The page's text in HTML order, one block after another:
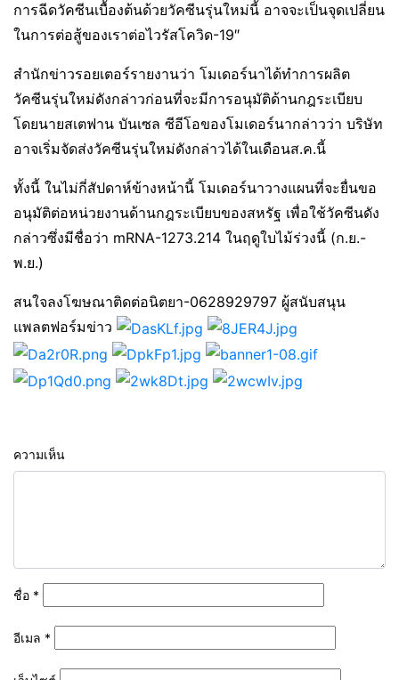
การฉีดวัคซีนเบื้องต้นด้วยวัคซีนรุ่นใหม่นี้ อาจจะเป็นจุดเปลี่ยน
ในการต่อสู้ของเราต่อไวรัสโควิด-19″
สำนักข่าวรอยเตอร์รายงานว่า โมเดอร์นาได้ทำการผลิต
วัคซีนรุ่นใหม่ดังกล่าวก่อนที่จะมีการอนุมัติด้านกฎระเบียบ
โดยนายสเตฟาน บันเซล ซีอีโอของโมเดอร์นากล่าวว่า บริษัท
อาจเริ่มจัดส่งวัคซีนรุ่นใหม่ดังกล่าวได้ในเดือนส.ค.นี้
ทั้งนี้ ในไม่กี่สัปดาห์ข้างหน้านี้ โมเดอร์นาวางแผนที่จะยื่นขอ
อนุมัติต่อหน่วยงานด้านกฎระเบียบของสหรัฐ เพื่อใช้วัคซีนดัง
กล่าวซึ่งมีชื่อว่า mRNA-1273.214 ในฤดูใบไม้ร่วงนี้ (ก.ย.-
พ.ย.)
สนใจลงโฆษณาติดต่อนิตยา-0628929797 ผู้สนับสนุน
แพลตฟอร์มข่าว
ความเห็น
ชื่อ *
อีเมล *